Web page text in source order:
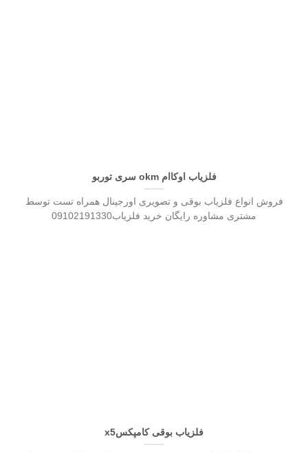
فلزیاب اوکاام okm سری توربو
فروش انواع فلزیاب بوقی و تصویری اورجینال همراه تست توسط
مشتری مشاوره رایگان خرید فلزیاب09102191330
فلزیاب بوقی کامپکسx5